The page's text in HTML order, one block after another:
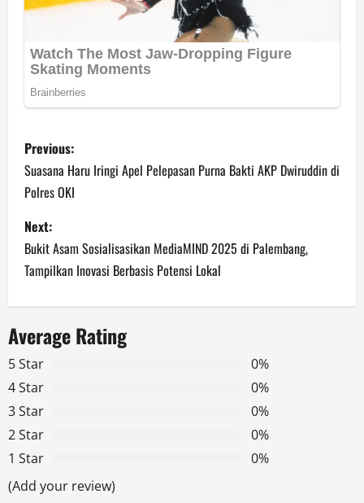
P
o
s
t
n
a
v
i
g
a
t
Previous:
Suasana Haru Iringi Apel Pelepasan Purna Bakti AKP Dwiruddin di
Polres OKI
Next:
Bukit Asam Sosialisasikan MediaMIND 2025 di Palembang,
Tampilkan Inovasi Berbasis Potensi Lokal
Average Rating
5 Star
0%
4 Star
0%
3 Star
0%
2 Star
0%
1 Star
0%
(Add your review)